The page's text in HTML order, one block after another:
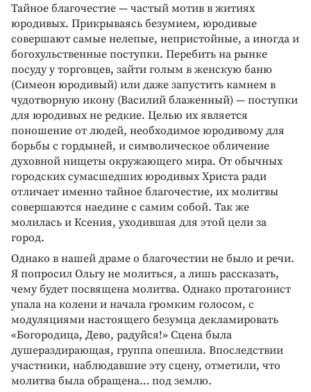
Тайное благочестие — частый мотив в житиях
юродивых. Прикрываясь безумием, юродивые
совершают самые нелепые, непристойные, а иногда и
богохульственные поступки. Перебить на рынке
посуду у торговцев, зайти голым в женскую баню
(Симеон юродивый) или даже запустить камнем в
чудотворную икону (Василий блаженный) — поступки
для юродивых не редкие. Целью их является
поношение от людей, необходимое юродивому для
борьбы с гордыней, и символическое обличение
духовной нищеты окружающего мира. От обычных
городских сумасшедших юродивых Христа ради
отличает именно тайное благочестие, их молитвы
совершаются наедине с самим собой. Так же
молилась и Ксения, уходившая для этой цели за
город.
Однако в нашей драме о благочестии не было и речи.
Я попросил Ольгу не молиться, а лишь рассказать,
чему будет посвящена молитва. Однако протагонист
упала на колени и начала громким голосом, с
модуляциями настоящего безумца декламировать
«Богородица, Дево, радуйся!» Сцена была
душераздирающая, группа опешила. Впоследствии
участники, наблюдавшие эту сцену, отметили, что
молитва была обращена… под землю.